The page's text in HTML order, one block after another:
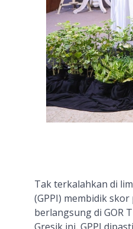
Tak terkalahkan di
(GPPI) membidik
berlangsung di GOR